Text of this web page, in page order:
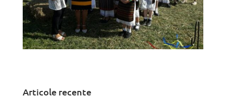
Articole recente